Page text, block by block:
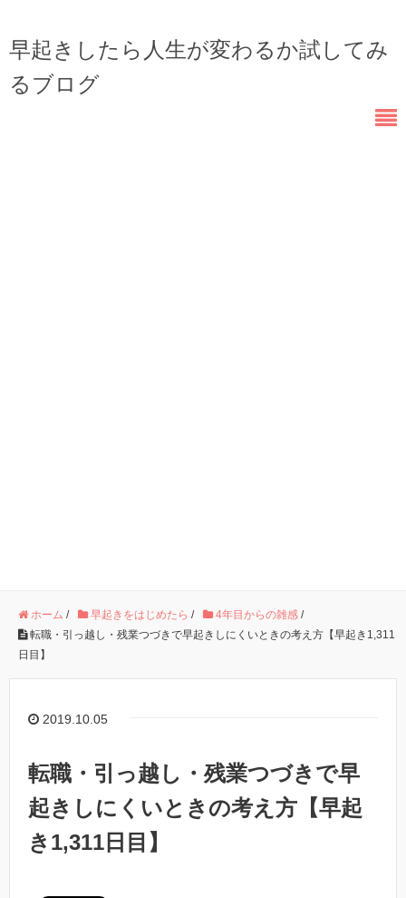
早起きしたら人生が変わるか試してみ
るブログ
ホーム / 早起きをはじめたら / 4年目からの雑感 /
転職・引っ越し・残業つづきで早起きしにくいときの考え方【早起き1,311
日目】
2019.10.05
転職・引っ越し・残業つづきで早
起きしにくいときの考え方【早起
き1,311日目】